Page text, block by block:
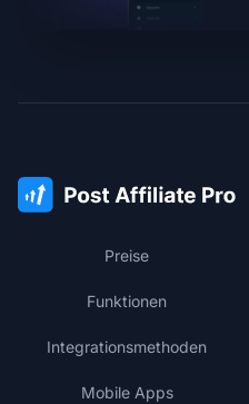
Preise
Funktionen
Integrationsmethoden
Mobile Apps